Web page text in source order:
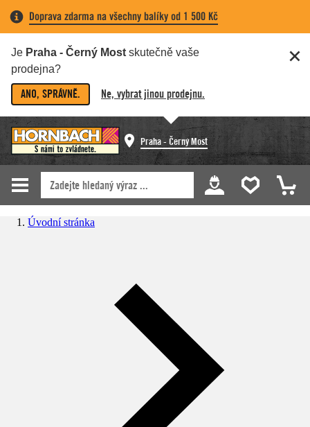
Doprava zdarma na všechny balíky od 1 500 Kč
Je Praha - Černý Most skutečně vaše
prodejna?
ANO, SPRÁVNĚ. Ne, vybrat jinou prodejnu.
Praha - Černý Most
Úvodní stránka